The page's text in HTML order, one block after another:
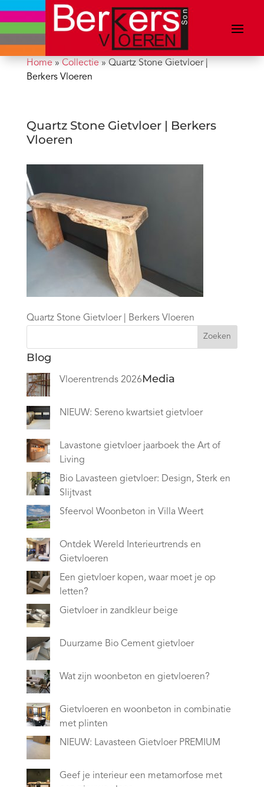
Home» Collectie» Quartz Stone Gietvloer |
Berkers Vloeren
Quartz Stone Gietvloer | Berkers
Vloeren
Quartz Stone Gietvloer | Berkers Vloeren
Zoeken
Blog
Vloerentrends 2026
NIEUW: Sereno kwartsiet gietvloer
Lavastone gietvloer jaarboek the Art of
Living
Bio Lavasteen gietvloer: Design, Sterk en
Slijtvast
Sfeervol Woonbeton in Villa Weert
Ontdek Wereld Interieurtrends en
Gietvloeren
Een gietvloer kopen, waar moet je op
letten?
Gietvloer in zandkleur beige
Duurzame Bio Cement gietvloer
Wat zijn woonbeton en gietvloeren?
Gietvloeren en woonbeton in combinatie
met plinten
NIEUW: Lavasteen Gietvloer PREMIUM
Geef je interieur een metamorfose met
Media